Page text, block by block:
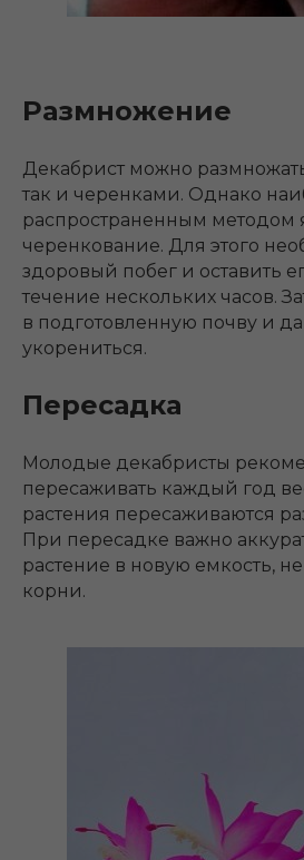
Размножение
Декабрист можно
так и черенками. Однако
распространенным методом
черенкование. Для этого
здоровый побег и оставить
течение нескольких часов.
в подготовленную почву и
укорениться.
Пересадка
Молодые декабристы
пересаживать каждый год
растения пересаживаются
При пересадке важно
растение в новую емкость,
корни.